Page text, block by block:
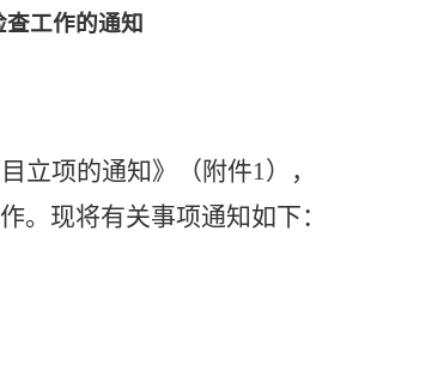
工作的通知
立项的通知》 （ 附件1）
，
。现将有关事项通知如下：